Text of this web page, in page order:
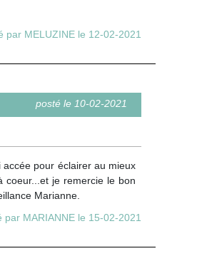
par MELUZINE le 12-02-2021
posté le 10-02-2021
pour éclairer au mieux
coeur...et je remercie le bon
Marianne.
par MARIANNE le 15-02-2021